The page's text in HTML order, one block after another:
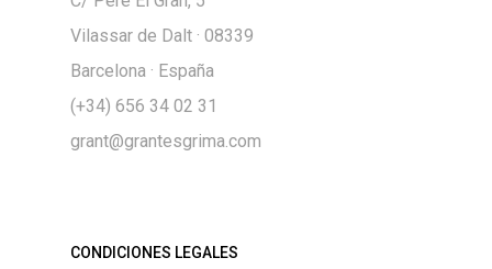
Vilassar de Dalt · 08339
Barcelona · España
(+34) 656 34 02 31
grant@grantesgrima.com
CONDICIONES LEGALES